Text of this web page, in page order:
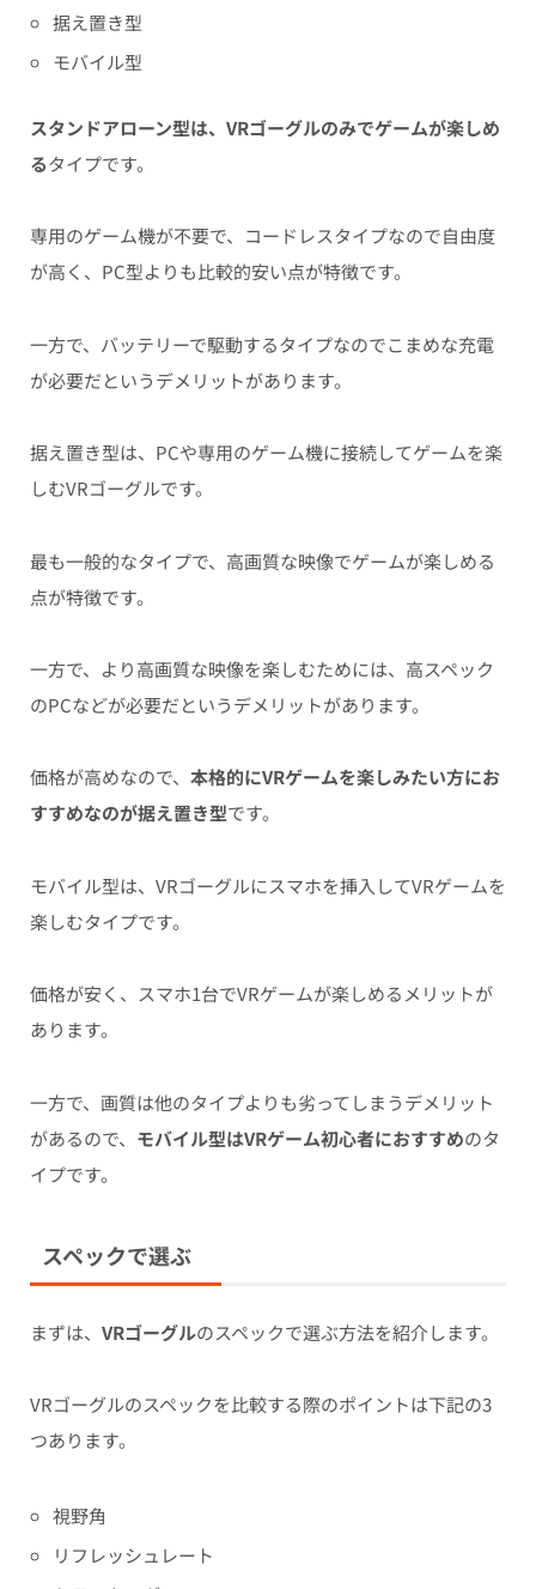
据え置き型
モバイル型
スタンドアローン型は、VRゴーグルのみでゲームが楽しめ
るタイプです。
専用のゲーム機が不要で、コードレスタイプなので自由度
が高く、PC型よりも比較的安い点が特徴です。
一方で、バッテリーで駆動するタイプなのでこまめな充電
が必要だというデメリットがあります。
据え置き型は、PCや専用のゲーム機に接続してゲームを楽
しむVRゴーグルです。
最も一般的なタイプで、高画質な映像でゲームが楽しめる
点が特徴です。
一方で、より高画質な映像を楽しむためには、高スペック
のPCなどが必要だというデメリットがあります。
価格が高めなので、 本格的にVRゲームを楽しみたい方にお
すすめなのが据え置き型です。
モバイル型は、VRゴーグルにスマホを挿入してVRゲームを
楽しむタイプです。
価格が安く、スマホ1台でVRゲームが楽しめるメリットが
あります。
一方で、画質は他のタイプよりも劣ってしまうデメリット
があるので、 モバイル型はVRゲーム初心者におすすめのタ
イプです。
スペックで選ぶ
まずは、 VRゴーグルのスペックで選ぶ方法を紹介します。
VRゴーグルのスペックを比較する際のポイントは下記の3
つあります。
視野角
リフレッシュレート